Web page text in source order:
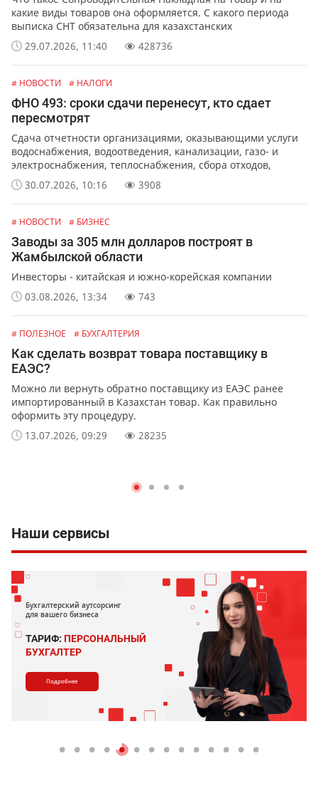
какие виды товаров она оформляется. С какого периода
выписка СНТ обязательна для казахстанских
предпринимателей и организаций. Какая ответственность
предусмотрена за не выписку или ошибки в СНТ.
29.07.2026, 11:40 428736
# НОВОСТИ # НАЛОГИ
ФНО 493: сроки сдачи перенесут, кто сдает
пересмотрят
Сдача отчетности организациями, оказывающими услуги
водоснабжения, водоотведения, канализации, газо- и
электроснабжения, теплоснабжения, сбора отходов,
обслуживания лифтов и перевозок.
30.07.2026, 10:16 3908
# НОВОСТИ # БИЗНЕС
Заводы за 305 млн долларов построят в
Жамбылской области
Инвесторы - китайская и южно-корейская компании
03.08.2026, 13:34
743
# ПОЛЕЗНОЕ # БУХГАЛТЕРИЯ
Как сделать возврат товара поставщику в
ЕАЭС?
Можно ли вернуть обратно поставщику из ЕАЭС ранее
импортированный в Казахстан товар. Как правильно
оформить эту процедуру.
13.07.2026, 09:29
28235
Наши сервисы
Бухгалтерский аутсорсинг
для вашего бизнеса
ТАРИФ: ПЕРСОНАЛЬНЫЙ
БУХГАЛТЕР
Подробнее